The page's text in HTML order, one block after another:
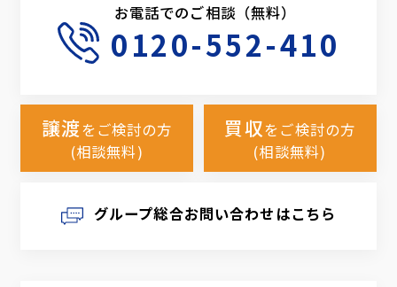
お電話でのご相談（無料）
0120-552-410
譲渡をご検討の方
(相談無料)
買収をご検討の方
(相談無料)
グループ総合お問い合わせはこちら